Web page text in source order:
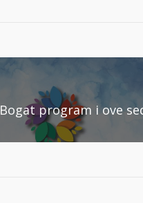
Bogat program i ove